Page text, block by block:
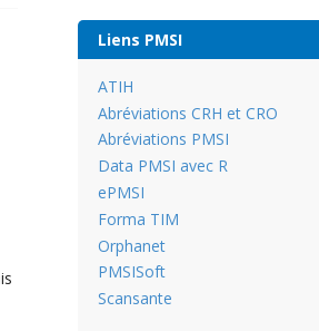
Liens PMSI
ATIH
Abréviations CRH et CRO
Abréviations PMSI
Data PMSI avec R
ePMSI
Forma TIM
Orphanet
PMSISoft
Scansante